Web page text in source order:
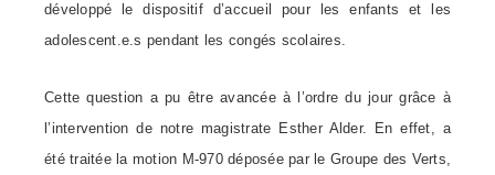
développé le dispositif d’accueil pour les enfants et les
adolescent.e.s pendant les congés scolaires.
Cette question a pu être avancée à l’ordre du jour grâce à
l’intervention de notre magistrate Esther Alder. En effet, a
été traitée la motion M-970 déposée par le Groupe des Verts,